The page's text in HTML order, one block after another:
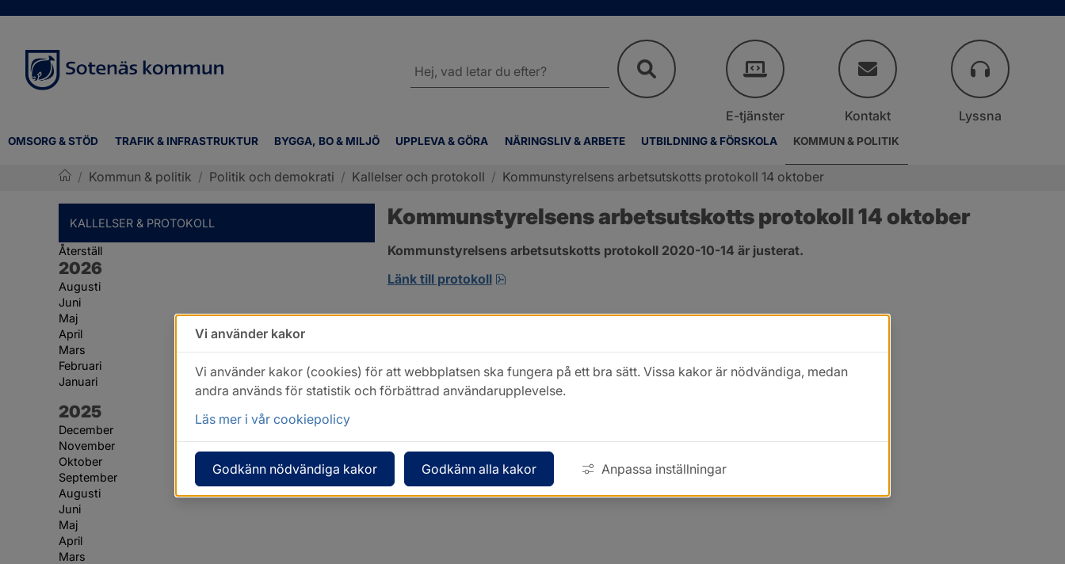
OMSORG & STÖD TRAFIK & INFRASTRUKTUR BYGGA, BO & MILJÖ UPPLEVA & GÖRA NÄRINGSLIV & ARBETE UTBILDNING & FÖRSKOLA KOMMUN & POLITIK
webbplatsen
E-tjänster Kontakt Lyssna
/ Kommun & politik / Politik och demokrati / Kallelser och protokoll / Kommunstyrelsens arbetsutskotts protokoll 14 oktober
KALLELSER & PROTOKOLL
Återställ
År:
2026
Augusti
Juni
Maj
April
Mars
Februari
Januari
År:
2025
December
November
Oktober
September
Augusti
Juni
Maj
April
Mars
Kommunstyrelsens arbetsutskotts protokoll 14 oktober
Kommunstyrelsens arbetsutskotts protokoll 2020-10-14 är justerat.
Länk till protokoll
pdf, 413.3 kB, öppnas i nytt fönster.
Vi använder kakor
Vi använder kakor (cookies) för att webbplatsen ska fungera på ett bra sätt. Vissa kakor är nödvändiga, medan
andra används för statistik och förbättrad användarupplevelse.
Läs mer i vår cookiepolicy
Godkänn nödvändiga kakor Godkänn alla kakor Anpassa inställningar